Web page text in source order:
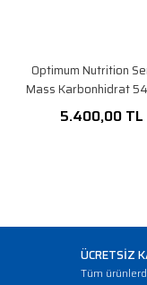
Optimum Nutrition
Mass Karbonhidrat
5.400,00 TL
ÜCRETSİZ
Tüm